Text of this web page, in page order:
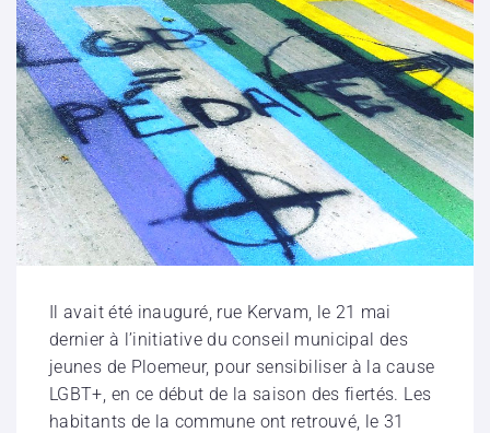
Il avait été inauguré, rue Kervam, le 21 mai
dernier à l’initiative du conseil municipal des
jeunes de Ploemeur, pour sensibiliser à la cause
LGBT+, en ce début de la saison des fiertés. Les
habitants de la commune ont retrouvé, le 31